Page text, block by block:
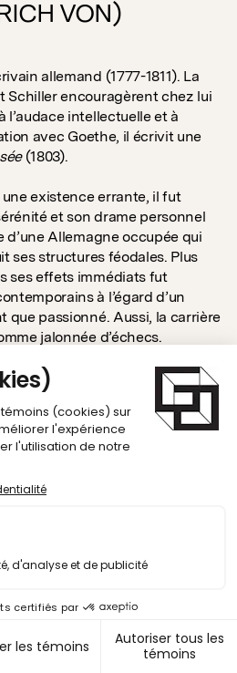
VON)
allemand (1777-1811). La
Schiller encouragèrent chez lui
l’audace intellectuelle et à
avec Goethe, il écrivit une
(1803).
existence errante, il fut
et son drame personnel
Allemagne occupée qui
ses structures féodales. Plus
ses effets immédiats fut
à l’égard d’un
que passionné. Aussi, la carrière
jalonnée d’échecs.
nouvelles remarquables par la
concision du ton.
allemand (1751-1792). Hôte de
des pionniers du Sturm und
expériences dans ses